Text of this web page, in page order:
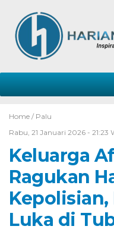
Home / Palu
Rabu, 21 Januari 2026 - 21:23
Keluarga
Ragukan
Luka di